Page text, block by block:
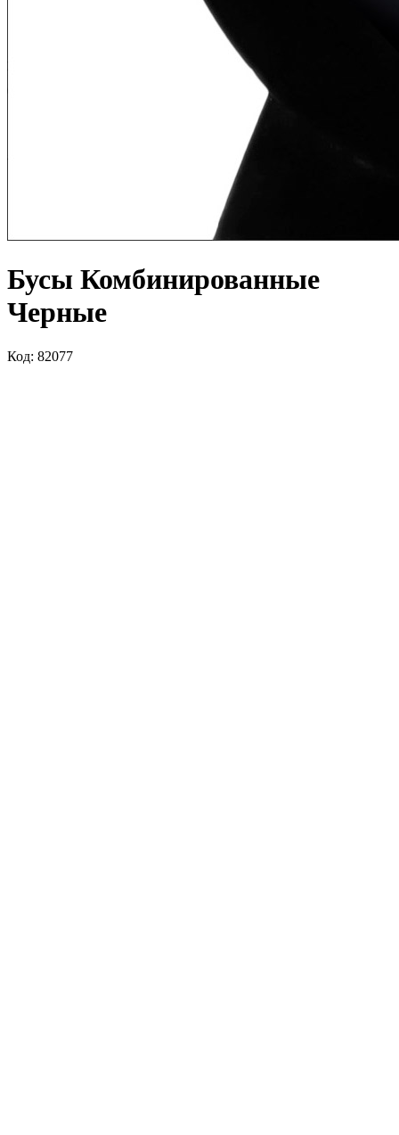
Бусы Комбинированные
Черные
Код: 82077